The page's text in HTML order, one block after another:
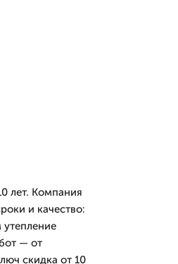
лет. Компания
и качество:
— от
скидка от 10